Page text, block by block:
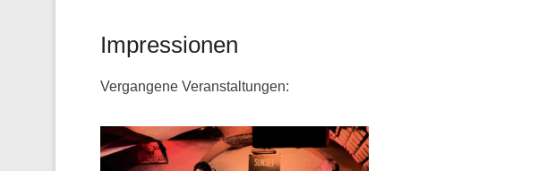
Impressionen
Vergangene Veranstaltungen: